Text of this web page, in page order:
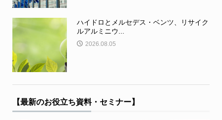
ハイドロとメルセデス・ベンツ、リサイク
ルアルミニウ...
2026.08.05
【最新のお役立ち資料・セミナー】